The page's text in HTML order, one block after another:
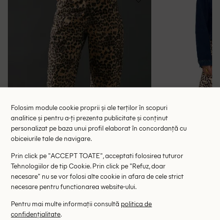
Blugi WAREHOUSE, animal print
127.00 lei
RRP: 349.00 lei
Blugi
Folosim module cookie proprii și ale terților în scopuri
analitice și pentru a-ți prezenta publicitate și conținut
personalizat pe baza unui profil elaborat în concordanță cu
obiceiurile tale de navigare.
Prin click pe "ACCEPT TOATE", acceptati folosirea tuturor
Tehnologiilor de tip Cookie. Prin click pe "Refuz, doar
necesare" nu se vor folosi alte cookie in afara de cele strict
necesare pentru functionarea website-ului.
Pentru mai multe informații consultă politica de
confidențialitate.